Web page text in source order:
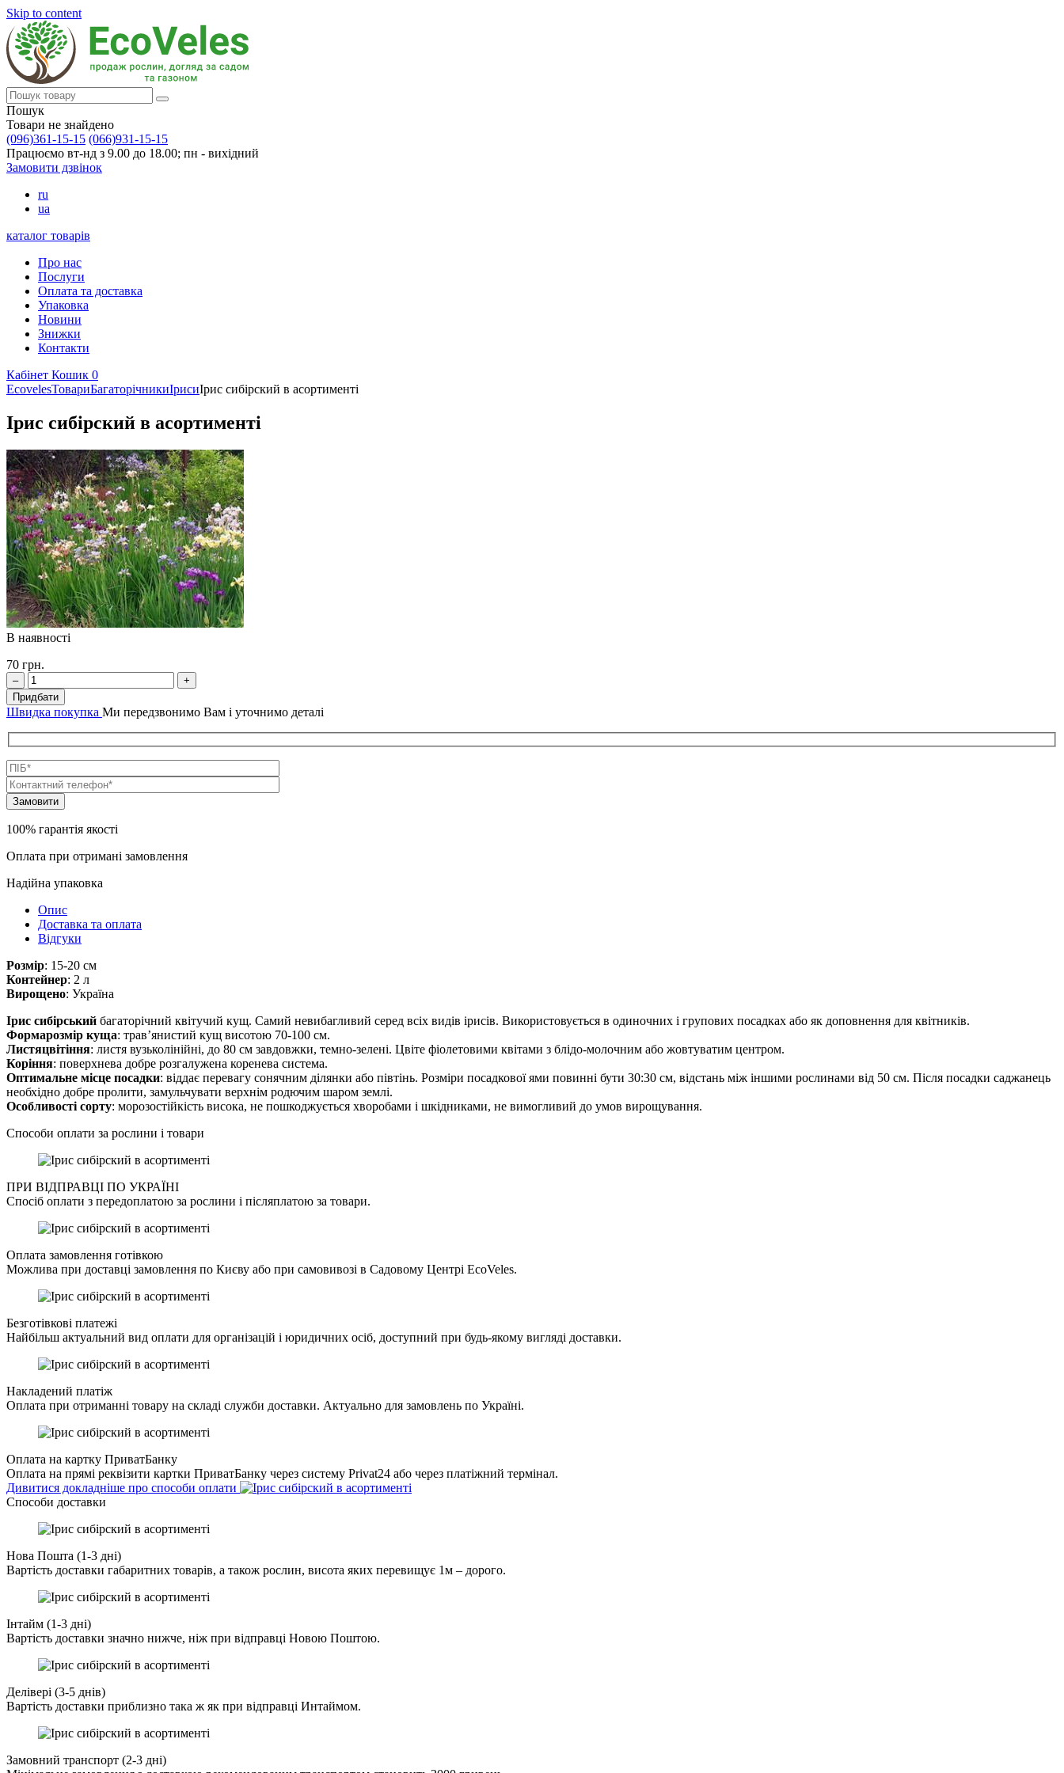
Skip to content
Пошук
Товари не знайдено
(096)361-15-15 (066)931-15-15
Працюємо вт-нд з 9.00 до 18.00; пн - вихідний
Замовити дзвінок
ru
ua
каталог товарів
Про нас
Послуги
Оплата та доставка
Упаковка
Новини
Знижки
Контакти
Кабінет Кошик 0
EcovelesТовариБагаторічникиІрисиІрис сибірский в асортименті
Ірис сибірский в асортименті
В наявності
70 грн.
–
+
Придбати
Швидка покупка Ми передзвонимо Вам і уточнимо деталі
100% гарантія якості
Оплата при отримані замовлення
Надійна упаковка
Опис
Доставка та оплата
Відгуки
Розмір: 15-20 см
Контейнер: 2 л
Вирощено: Україна
Ірис сибірський багаторічний квітучий кущ. Самий невибагливий серед всіх видів ірисів. Використовується в одиночних і групових посадках або як доповнення для квітників.
Формарозмір куща: трав’янистий кущ висотою 70-100 см.
Листяцвітіння: листя вузьколінійні, до 80 см завдовжки, темно-зелені. Цвіте фіолетовими квітами з блідо-молочним або жовтуватим центром.
Коріння: поверхнева добре розгалужена коренева система.
Оптимальне місце посадки: віддає перевагу сонячним ділянки або півтінь. Розміри посадкової ями повинні бути 30:30 см, відстань між іншими рослинами від 50 см. Після посадки саджанець
необхідно добре пролити, замульчувати верхнім родючим шаром землі.
Особливості сорту: морозостійкість висока, не пошкоджується хворобами і шкідниками, не вимогливий до умов вирощування.
Способи оплати за рослини і товари
ПРИ ВІДПРАВЦІ ПО УКРАЇНІ
Спосіб оплати з передоплатою за рослини і післяплатою за товари.
Оплата замовлення готівкою
Можлива при доставці замовлення по Києву або при самовивозі в Садовому Центрі EcoVeles.
Безготівкові платежі
Найбільш актуальний вид оплати для організацій і юридичних осіб, доступний при будь-якому вигляді доставки.
Накладений платіж
Оплата при отриманні товару на складі служби доставки. Актуально для замовлень по Україні.
Оплата на картку ПриватБанку
Оплата на прямі реквізити картки ПриватБанку через систему Privat24 або через платіжний термінал.
Дивитися докладніше про способи оплати
Cпособи доставки
Нова Пошта (1-3 дні)
Вартість доставки габаритних товарів, а також рослин, висота яких перевищує 1м – дорого.
Інтайм (1-3 дні)
Вартість доставки значно нижче, ніж при відправці Новою Поштою.
Делівері (3-5 днів)
Вартість доставки приблизно така ж як при відправці Интаймом.
Замовний транспорт (2-3 дні)